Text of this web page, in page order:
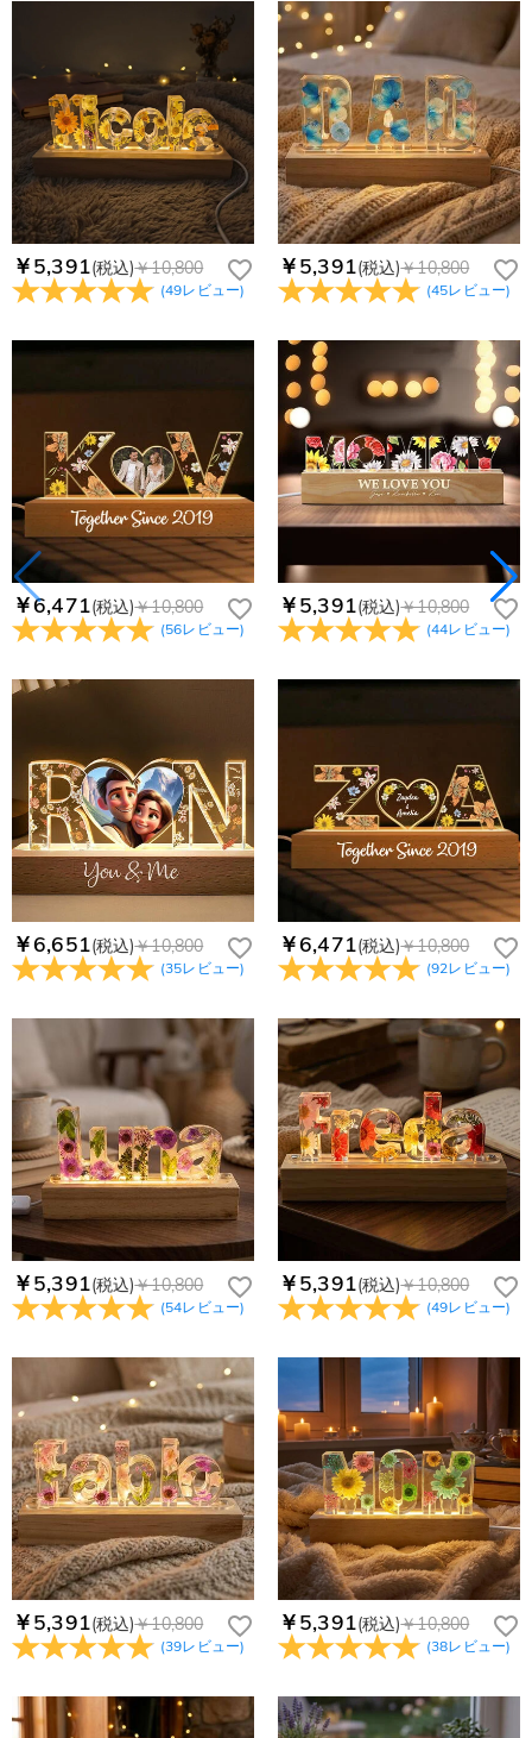
￥5,391(税込)￥10,800
(49レビュー)
￥5,391(税込)￥10,800
(45レビュー)
￥6,471(税込)￥10,800
(56レビュー)
￥5,391(税込)￥10,800
(44レビュー)
￥6,651(税込)￥10,800
(35レビュー)
￥6,471(税込)￥10,800
(92レビュー)
￥5,391(税込)￥10,800
(54レビュー)
￥5,391(税込)￥10,800
(49レビュー)
￥5,391(税込)￥10,800
(39レビュー)
￥5,391(税込)￥10,800
(38レビュー)